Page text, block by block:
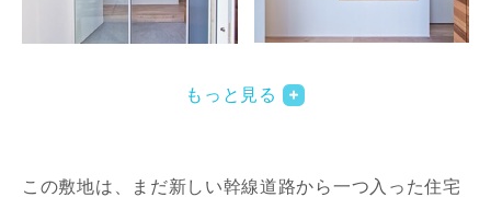
もっと見る
この敷地は、まだ新しい幹線道路から一つ入った住宅